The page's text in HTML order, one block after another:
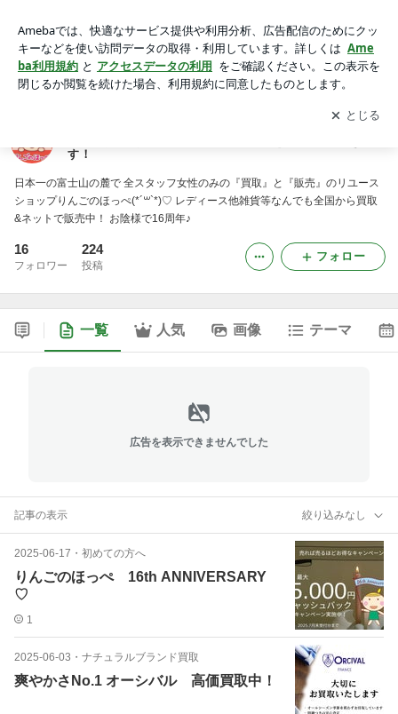
取りとショッピングの情報を発信していきます！
アプリをダウンロードして ブログの更新通知
を受け取りまし
ょう。
開く
す！
日本一の富士山の麓で 全スタッフ女性のみの『買取』と『販売』のリユース
ショップりんごのほっぺ(*´꒳`*)♡ レディース他雑貨等なんでも全国から買取
&ネットで販売中！ お陰様で16周年♪
16
フォロワー
224
投稿
フォロー
一覧 人気 画像 テーマ
広告を表示できませんでした
記事の表示 絞り込みなし
2025-06-17 ・ 初めての方へ
りんごのほっぺ 16th ANNIVERSARY
♡
1
2025-06-03 ・ ナチュラルブランド買取
爽やかさNo.1 オーシバル 高価買取中！